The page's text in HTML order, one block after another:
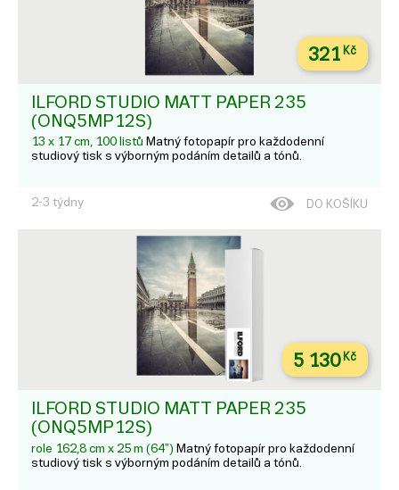
321 Kč
ILFORD STUDIO MATT PAPER 235
(ONQ5MP12S)
13 x 17 cm, 100 listů Matný fotopapír pro každodenní
studiový tisk s výborným podáním detailů a tónů.
2-3 týdny DO KOŠÍKU
5 130Kč
ILFORD STUDIO MATT PAPER 235
(ONQ5MP12S)
role 162,8 cm x 25 m (64") Matný fotopapír pro každodenní
studiový tisk s výborným podáním detailů a tónů.